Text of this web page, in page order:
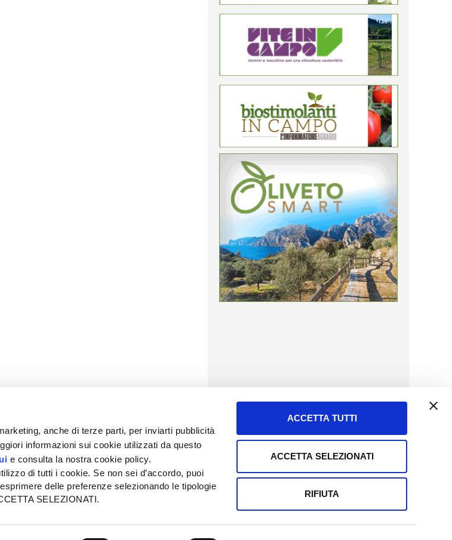
anche di terze parti, per inviarti pubblicità
informazioni sui cookie utilizzati da questo
e consulta la nostra cookie policy.
di tutti i cookie. Se non sei d’accordo, puoi
delle preferenze selezionando le tipologie
SELEZIONATI.
ACCETTA TUTTI
ACCETTA SELEZIONATI
RIFIUTA
+ 39.045.8057511
PUBBLICITÀ
Tel + 39.045.8057523
pubblicita@informatoreagrario.it
Tel + 39.045.8009480
clienti@informatoreagrario.it